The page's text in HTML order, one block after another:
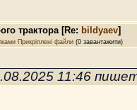
трактора [Re: bildyaev]
Прикріплені файли (0 завантажити)
11:46